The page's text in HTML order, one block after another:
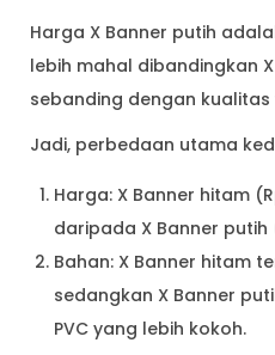
Harga X Banner putih
lebih mahal dibandingkan
sebanding dengan
Jadi, perbedaan utama
Harga: X Banner hitam
daripada X Banner putih
Bahan: X Banner hitam
sedangkan X Banner
PVC yang lebih kokoh.